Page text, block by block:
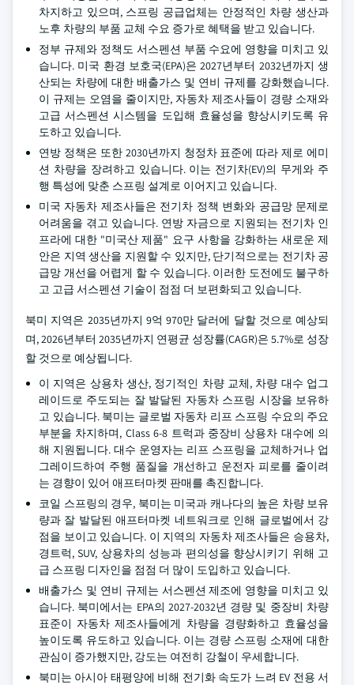
차지하고 있으며, 스프링 공급업체는 안정적인 차량 생산과
노후 차량의 부품 교체 수요 증가로 혜택을 받고 있습니다.
정부 규제와 정책도 서스펜션 부품 수요에 영향을 미치고 있
습니다. 미국 환경 보호국(EPA)은 2027년부터 2032년까지 생
산되는 차량에 대한 배출가스 및 연비 규제를 강화했습니다.
이 규제는 오염을 줄이지만, 자동차 제조사들이 경량 소재와
고급 서스펜션 시스템을 도입해 효율성을 향상시키도록 유
도하고 있습니다.
연방 정책은 또한 2030년까지 청정차 표준에 따라 제로 에미
션 차량을 장려하고 있습니다. 이는 전기차(EV)의 무게와 주
행 특성에 맞춘 스프링 설계로 이어지고 있습니다.
미국 자동차 제조사들은 전기차 정책 변화와 공급망 문제로
어려움을 겪고 있습니다. 연방 자금으로 지원되는 전기차 인
프라에 대한 "미국산 제품" 요구 사항을 강화하는 새로운 제
안은 지역 생산을 지원할 수 있지만, 단기적으로는 전기차 공
급망 개선을 어렵게 할 수 있습니다. 이러한 도전에도 불구하
고 고급 서스펜션 기술이 점점 더 보편화되고 있습니다.
북미 지역은 2035년까지 9억 970만 달러에 달할 것으로 예상되
며, 2026년부터 2035년까지 연평균 성장률(CAGR)은 5.7%로 성장
할 것으로 예상됩니다.
이 지역은 상용차 생산, 정기적인 차량 교체, 차량 대수 업그
레이드로 주도되는 잘 발달된 자동차 스프링 시장을 보유하
고 있습니다. 북미는 글로벌 자동차 리프 스프링 수요의 주요
부분을 차지하며, Class 6-8 트럭과 중장비 상용차 대수에 의
해 지원됩니다. 대수 운영자는 리프 스프링을 교체하거나 업
그레이드하여 주행 품질을 개선하고 운전자 피로를 줄이려
는 경향이 있어 애프터마켓 판매를 촉진합니다.
코일 스프링의 경우, 북미는 미국과 캐나다의 높은 차량 보유
량과 잘 발달된 애프터마켓 네트워크로 인해 글로벌에서 강
점을 보이고 있습니다. 이 지역의 자동차 제조사들은 승용차,
경트럭, SUV, 상용차의 성능과 편의성을 향상시키기 위해 고
급 스프링 디자인을 점점 더 많이 도입하고 있습니다.
배출가스 및 연비 규제는 서스펜션 제조에 영향을 미치고 있
습니다. 북미에서는 EPA의 2027-2032년 경량 및 중장비 차량
표준이 자동차 제조사들에게 차량을 경량화하고 효율성을
높이도록 유도하고 있습니다. 이는 경량 스프링 소재에 대한
관심이 증가했지만, 강도는 여전히 강철이 우세합니다.
북미는 아시아 태평양에 비해 전기화 속도가 느려 EV 전용 서